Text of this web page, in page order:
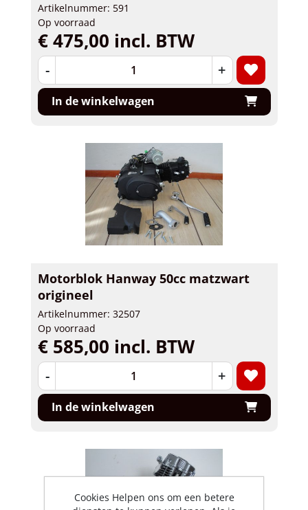
Artikelnummer: 591
Op voorraad
€ 475,00 incl. BTW
- +
In de winkelwagen
Motorblok Hanway 50cc matzwart
origineel
Artikelnummer: 32507
Op voorraad
€ 585,00 incl. BTW
- +
In de winkelwagen
Cookies Helpen ons om een betere